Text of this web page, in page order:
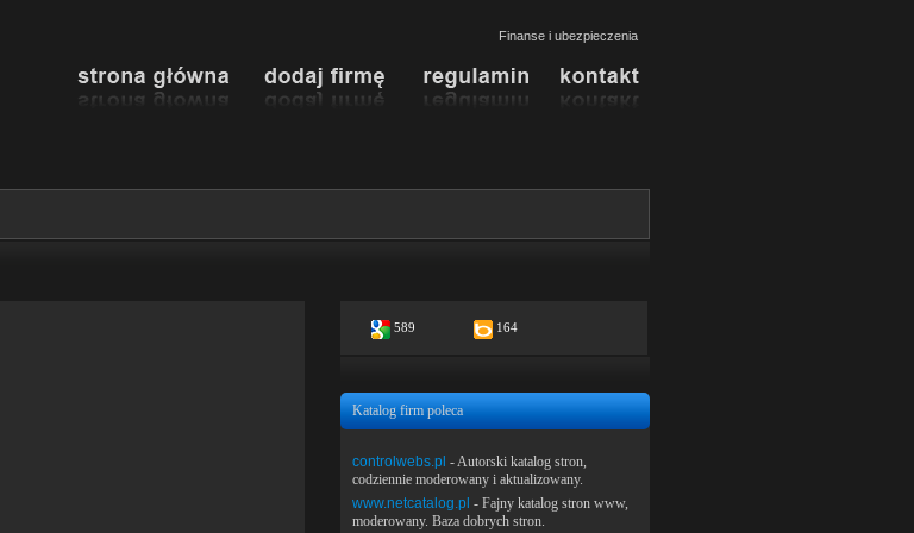
Finanse i ubezpieczenia
589 164
Katalog firm poleca
controlwebs.pl - Autorski katalog stron,
codziennie moderowany i aktualizowany.
www.netcatalog.pl - Fajny katalog stron www,
moderowany. Baza dobrych stron.